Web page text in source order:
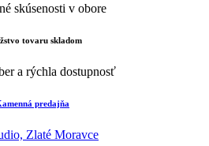
skúsenosti v obore
tovaru skladom
a rýchla dostupnosť
predajňa
Zlaté Moravce